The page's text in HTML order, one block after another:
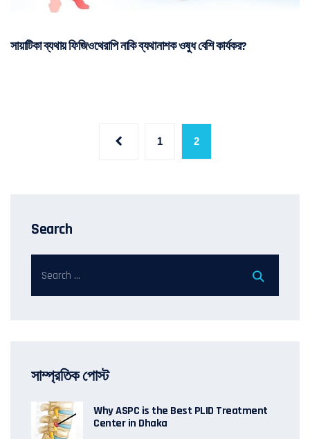
সায়াটিকা ব্যথায় ফিজিওথেরাপি নাকি ব্যথানাশক ওষুধ বেশি কার্যকর?
1 2
Search
সাম্প্রতিক পোস্ট
Why ASPC is the Best PLID Treatment
Center in Dhaka